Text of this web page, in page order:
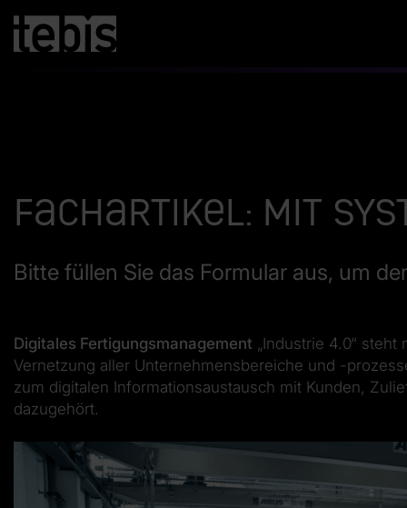
Fachartikel: Mit
Bitte füllen Sie das Formular aus, um
Digitales Fertigungsmanagement „Industrie 4.0“
Vernetzung aller Unternehmensbereiche und -
zum digitalen Informationsaustausch mit Kunden,
dazugehört.